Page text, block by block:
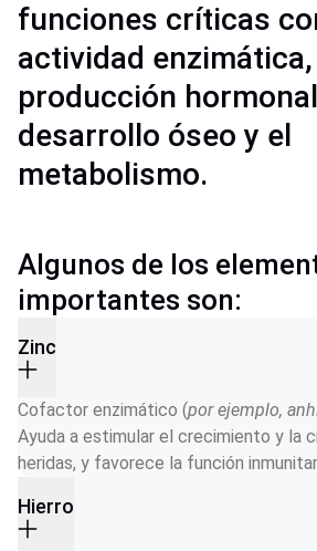
funciones críticas
actividad
producción
desarrollo óseo y el
metabolismo.
Algunos de los
importantes son:
Zinc
Cofactor enzimático (por ejemplo,
Ayuda a estimular el crecimiento y la
heridas, y favorece la función
Hierro